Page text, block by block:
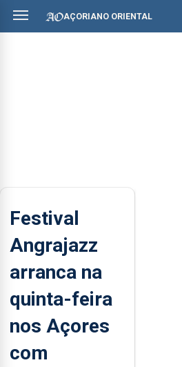
AÇORIANO ORIENTAL
Festival
Angrajazz
arranca na
quinta-feira
nos Açores
com